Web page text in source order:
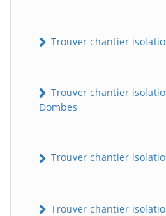
Trouver chantier
Trouver chantier
Dombes
Trouver chantier
Trouver chantier